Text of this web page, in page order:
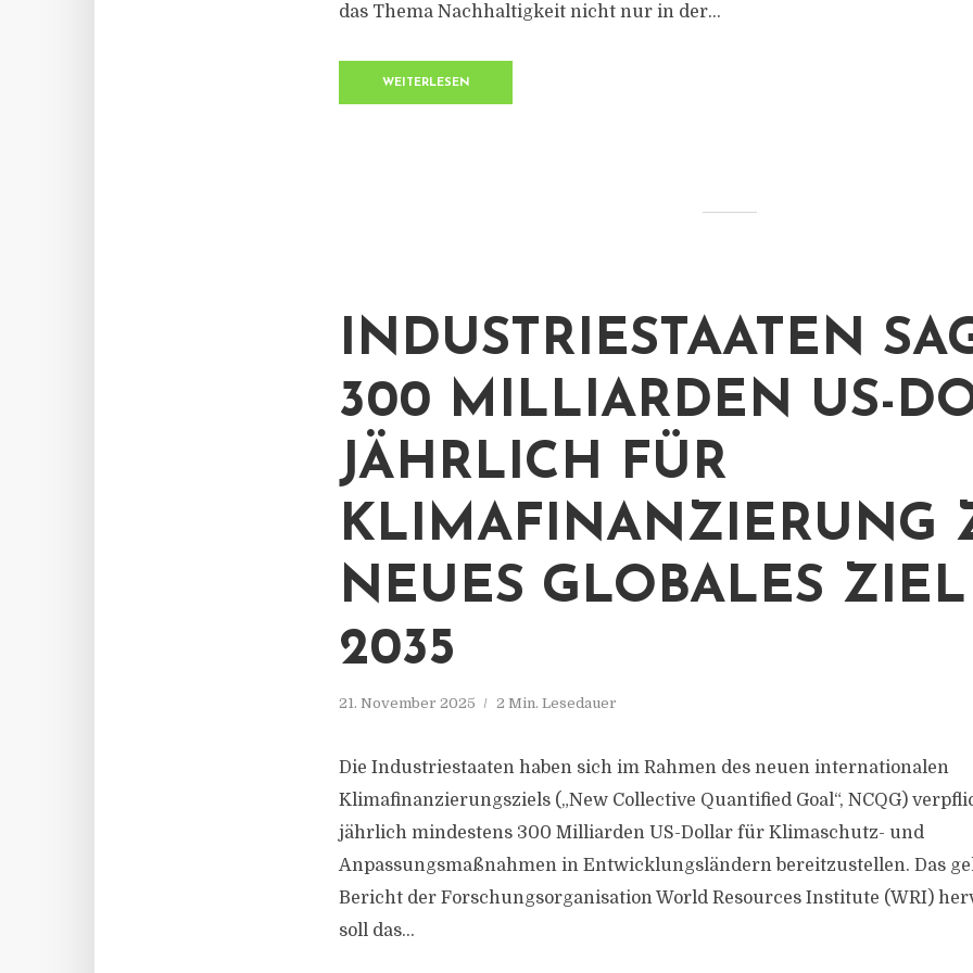
das Thema Nachhaltigkeit nicht nur in der...
WEITERLESEN
INDUSTRIESTAATEN
300 MILLIARDEN US-
JÄHRLICH FÜR
KLIMAFINANZIERUNG
NEUES GLOBALES ZIEL
2035
21. November 2025 2 Min. Lesedauer
Die Industriestaaten haben sich im Rahmen des neuen internationalen
Klimafinanzierungsziels („New Collective Quantified Goal“, NCQG)
jährlich mindestens 300 Milliarden US-Dollar für Klimaschutz- und
Anpassungsmaßnahmen in Entwicklungsländern bereitzustellen. Das
Bericht der Forschungsorganisation World Resources Institute (WRI)
soll das...